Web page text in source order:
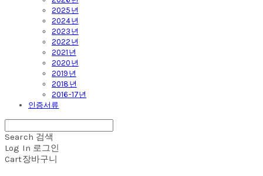
2025년
2024년
2023년
2022년
2021년
2020년
2019년
2018년
2016-17년
인증서류
Search 검색
Log In 로그인
Cart장바구니